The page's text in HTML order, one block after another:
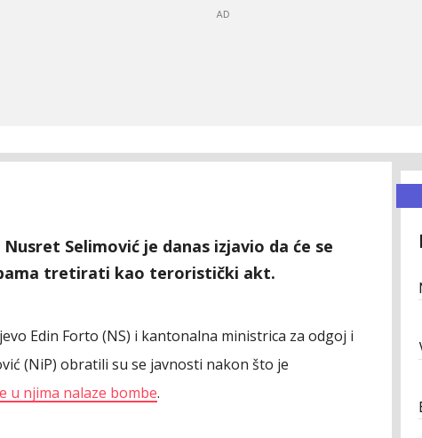
Selimović je danas izjavio da će se
tretirati kao teroristički akt.
Edin Forto (NS) i kantonalna ministrica za odgoj i
(NiP) obratili su se javnosti nakon što je
u njima nalaze bombe.